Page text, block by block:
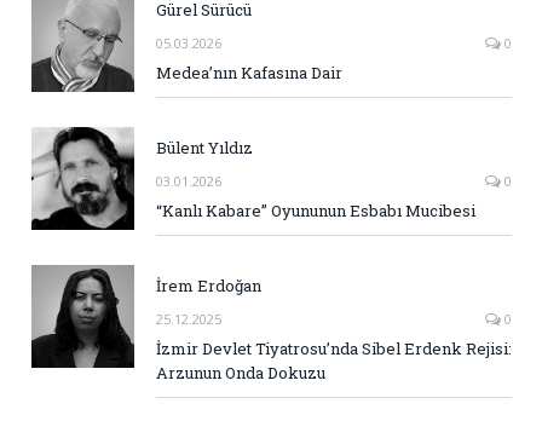
Gürel Sürücü
05.03.2026 0
Medea’nın Kafasına Dair
Bülent Yıldız
03.01.2026 0
“Kanlı Kabare” Oyununun Esbabı Mucibesi
İrem Erdoğan
25.12.2025 0
İzmir Devlet Tiyatrosu’nda Sibel Erdenk Rejisi:
Arzunun Onda Dokuzu